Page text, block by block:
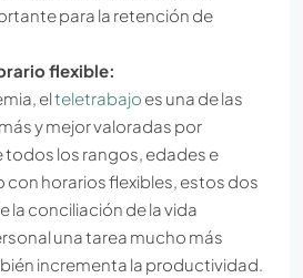
para la retención de
flexible:
elteletrabajo es una de las
y mejor valoradas por
los rangos, edades e
con horarios flexibles, estos dos
la conciliación de la vida
una tarea mucho más
incrementa la productividad.